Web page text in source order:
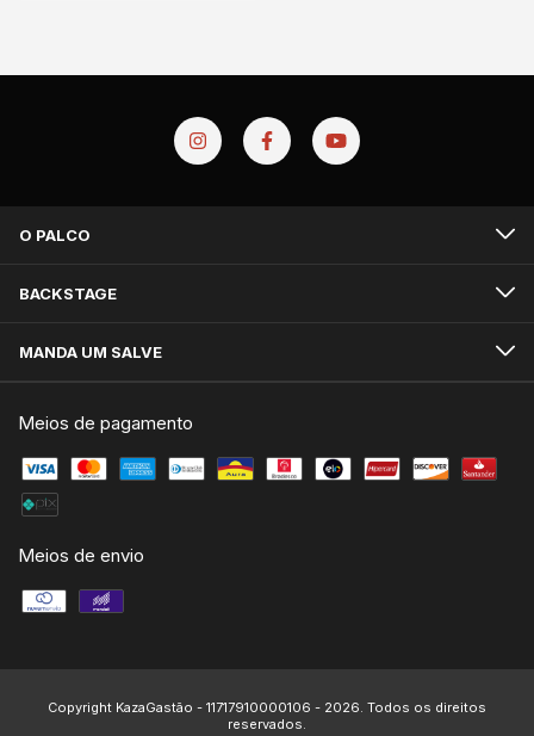
O PALCO
BACKSTAGE
MANDA UM SALVE
Meios de pagamento
Meios de envio
Copyright KazaGastão - 11717910000106 - 2026. Todos os direitos
reservados.